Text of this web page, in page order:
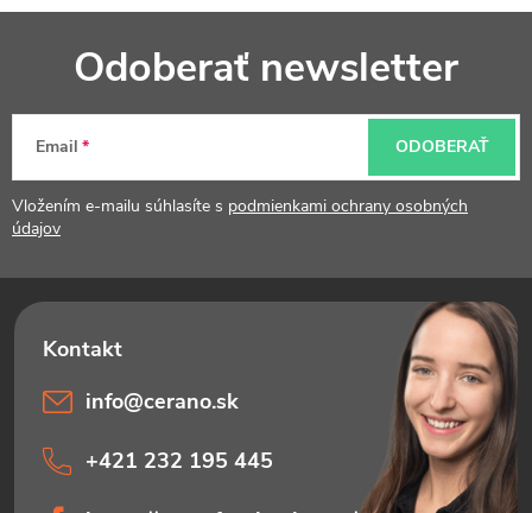
p
ä
i
e
Odoberať newsletter
Email
Vložením e-mailu súhlasíte s podmienkami ochrany osobných
údajov
ODOBERAŤ
info@cerano.sk
+421 232 195 445